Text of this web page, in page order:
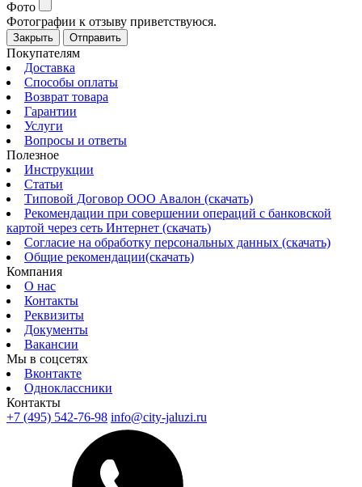
Фото
Фотографии к отзыву приветствуюся.
Закрыть Отправить
Покупателям
Доставка
Способы оплаты
Возврат товара
Гарантии
Услуги
Вопросы и ответы
Полезное
Инструкции
Статьи
Типовой Договор ООО Авалон (скачать)
Рекомендации при совершении операций с банковской
картой через сеть Интернет (скачать)
Согласие на обработку персональных данных (скачать)
Общие рекомендации(скачать)
Компания
О нас
Контакты
Реквизиты
Документы
Вакансии
Мы в соцсетях
Вконтакте
Одноклассники
Контакты
+7 (495) 542-76-98 info@city-jaluzi.ru